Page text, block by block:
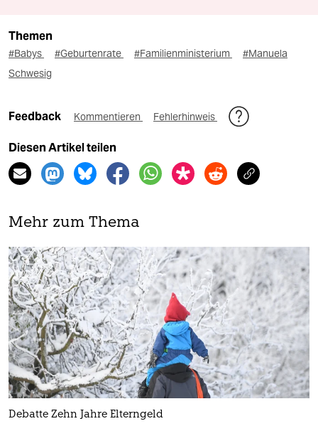
Themen
#Babys #Geburtenrate #Familienministerium
#Manuela
Schwesig
Feedback Kommentieren Fehlerhinweis
Diesen Artikel teilen
Mehr zum Thema
Debatte Zehn Jahre Elterngeld